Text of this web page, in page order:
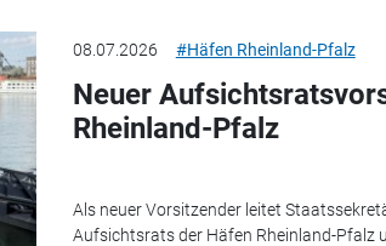
08.07.2026 #Häfen Rheinland-Pfalz
Neuer
Rheinland-Pfalz
Als neuer Vorsitzender leitet
Aufsichtsrats der Häfen Rheinland-Pfalz